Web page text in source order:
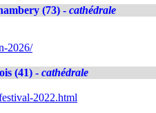
(73) - cathédrale
2026/
(41) - cathédrale
2022.html